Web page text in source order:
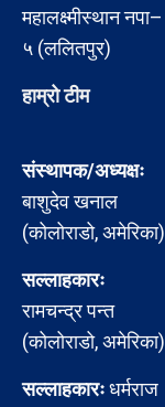
महालक्ष्मीस्थान नपा–
५ (ललितपुर)
हाम्रो टीम
संस्थापक/अध्यक्षः
बाशुदेव खनाल
(कोलोराडो, अमेरिका)
सल्लाहकारः
रामचन्द्र पन्त
(कोलोराडो, अमेरिका)
सल्लाहकारःधर्मराज